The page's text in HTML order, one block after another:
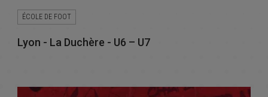
ÉCOLE DE FOOT
Lyon - La Duchère - U6 – U7